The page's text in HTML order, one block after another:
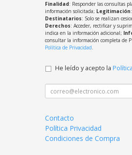
Finalidad: Responder las consultas
información solicitada; Legitimación
Destinatarios: Solo se realizan
Derechos: Acceder, rectificar y
indica en la información adicional;
consultar la información completa de
Política de Privacidad.
He leído y acepto la
Contacto
Política Privacidad
Condiciones de Compra